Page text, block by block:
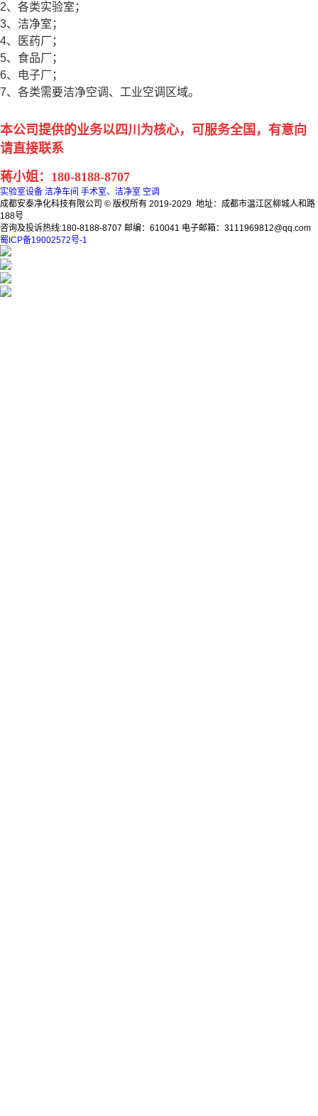
2、各类实验室；
3、洁净室；
4、医药厂；
5、食品厂；
6、电子厂；
7、各类需要洁净空调、工业空调区域。
本公司提供的业务以四川为核心，可服务全国，有意向
请直接联系
蒋小姐：180-8188-8707
实验室设备 洁净车间 手术室、洁净室 空调
成都安泰净化科技有限公司 © 版权所有 2019-2029 地址：成都市温江区柳城人和路
188号
咨询及投诉热线:180-8188-8707 邮编：610041 电子邮箱：3111969812@qq.com
蜀ICP备19002572号-1